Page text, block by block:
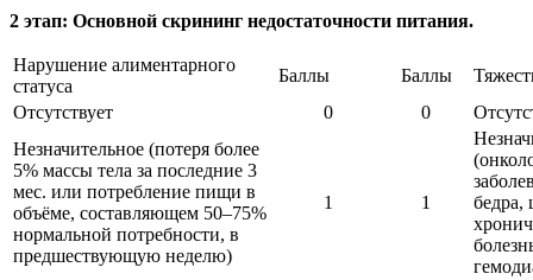
2 этап: Основной скрининг недостаточности питания.
Нарушение алиментарного
статуса
Баллы Баллы
Отсутствует
0 0
Незначительное (потеря более
5% массы тела за последние 3
мес. или потребление пищи в
объёме, составляющем 50–75%
нормальной потребности, в
предшествующую неделю)
1 1
бедра,